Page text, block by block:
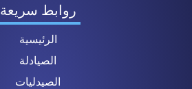
روابط سريعة
الرئيسية
الصيادلة
الصيدليات